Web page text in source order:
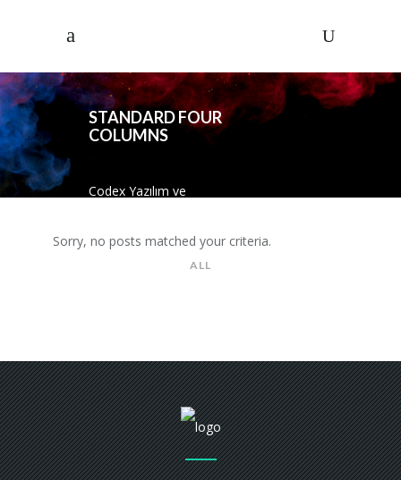
STANDARD FOUR
COLUMNS
Codex Yazılım ve
Sorry, no posts matched your criteria.
ALL